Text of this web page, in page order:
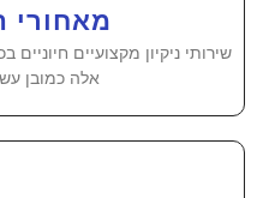
מאחורי
שירותי ניקיון מקצועיים
אלה כמובן